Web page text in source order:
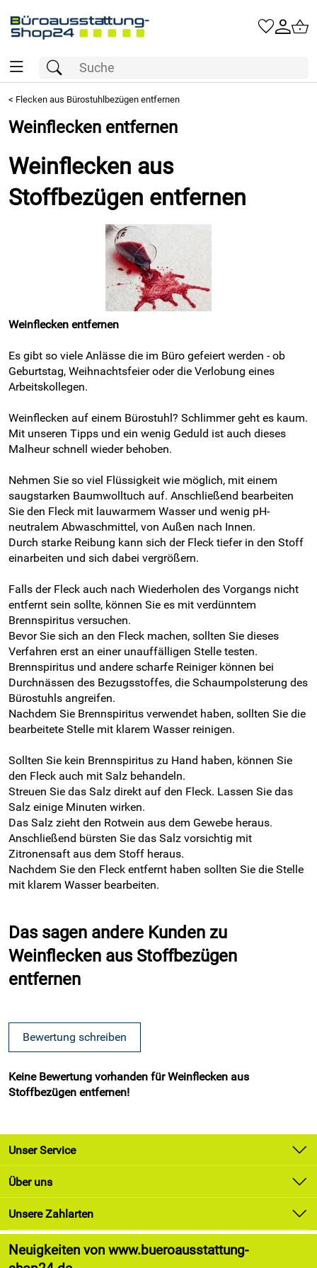
< Flecken aus Bürostuhlbezügen entfernen
Weinflecken entfernen
Weinflecken aus
Stoffbezügen entfernen
Weinflecken entfernen
Es gibt so viele Anlässe die im Büro gefeiert werden - ob
Geburtstag, Weihnachtsfeier oder die Verlobung eines
Arbeitskollegen.
Weinflecken auf einem Bürostuhl? Schlimmer geht es kaum.
Mit unseren Tipps und ein wenig Geduld ist auch dieses
Malheur schnell wieder behoben.
Nehmen Sie so viel Flüssigkeit wie möglich, mit einem
saugstarken Baumwolltuch auf. Anschließend bearbeiten
Sie den Fleck mit lauwarmem Wasser und wenig pH-
neutralem Abwaschmittel, von Außen nach Innen.
Durch starke Reibung kann sich der Fleck tiefer in den Stoff
einarbeiten und sich dabei vergrößern.
Falls der Fleck auch nach Wiederholen des Vorgangs nicht
entfernt sein sollte, können Sie es mit verdünntem
Brennspiritus versuchen.
Bevor Sie sich an den Fleck machen, sollten Sie dieses
Verfahren erst an einer unauffälligen Stelle testen.
Brennspiritus und andere scharfe Reiniger können bei
Durchnässen des Bezugsstoffes, die Schaumpolsterung des
Bürostuhls angreifen.
Nachdem Sie Brennspiritus verwendet haben, sollten Sie die
bearbeitete Stelle mit klarem Wasser reinigen.
Sollten Sie kein Brennspiritus zu Hand haben, können Sie
den Fleck auch mit Salz behandeln.
Streuen Sie das Salz direkt auf den Fleck. Lassen Sie das
Salz einige Minuten wirken.
Das Salz zieht den Rotwein aus dem Gewebe heraus.
Anschließend bürsten Sie das Salz vorsichtig mit
Zitronensaft aus dem Stoff heraus.
Nachdem Sie den Fleck entfernt haben sollten Sie die Stelle
mit klarem Wasser bearbeiten.
Das sagen andere Kunden zu
Weinflecken aus Stoffbezügen
entfernen
Bewertung schreiben
Keine Bewertung vorhanden für Weinflecken aus
Stoffbezügen entfernen!
Unser Service
Kontakt
Newsletter
Lieferung & Zahlung
Kundenlogin
Über uns
Unsere Bestseller
Marken
Angebote
Unsere Zahlarten
Neuigkeiten von www.bueroausstattung-